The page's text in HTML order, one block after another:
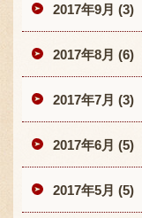
2017年9月 (3)
2017年8月 (6)
2017年7月 (3)
2017年6月 (5)
2017年5月 (5)